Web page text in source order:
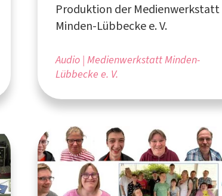
Produktion der Medienwerkstatt
Minden-Lübbecke e. V.
Audio Medienwerkstatt Minden-
Lübbecke e. V.